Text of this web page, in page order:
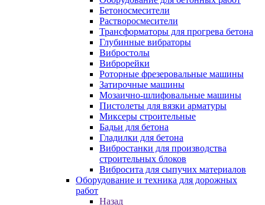
Бетоносмесители
Растворосмесители
Трансформаторы для прогрева бетона
Глубинные вибраторы
Вибростолы
Виброрейки
Роторные фрезеровальные машины
Затирочные машины
Мозаично-шлифовальные машины
Пистолеты для вязки арматуры
Миксеры строительные
Бадьи для бетона
Гладилки для бетона
Вибростанки для производства
строительных блоков
Вибросита для сыпучих материалов
Оборудование и техника для дорожных
работ
Назад